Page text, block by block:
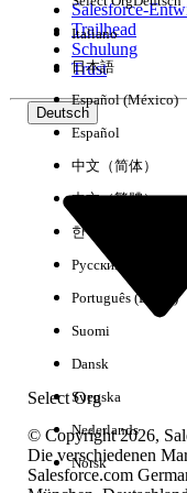
Erfahrung
Salesforce-
Trailhead
Schulung
Trust
Deutsch
Select Org
Italiano
日本語
Español (México)
Español
中文（简体）
中文（繁體）
한국어
Русский
Português (Brasil)
Suomi
Dansk
Svenska
Nederlands
Norsk
© Copyright 2026,
Die verschiedenen
Salesforce.com